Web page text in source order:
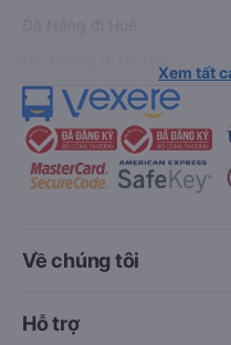
Xem tất
Về chúng tôi
Hỗ trợ